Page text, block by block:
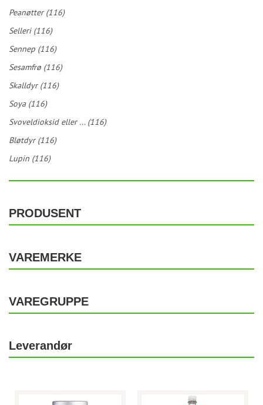
Peanøtter (116)
Selleri (116)
Sennep (116)
Sesamfrø (116)
Skalldyr (116)
Soya (116)
Svoveldioksid eller ... (116)
Bløtdyr (116)
Lupin (116)
PRODUSENT
VAREMERKE
VAREGRUPPE
Leverandør